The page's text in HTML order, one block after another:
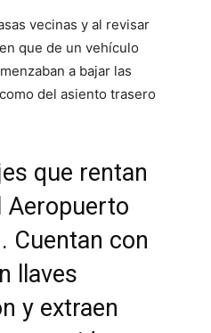
vecinas y al revisar
que de un vehículo
a bajar las
del asiento trasero
que rentan
Aeropuerto
Cuentan con
llaves
y extraen